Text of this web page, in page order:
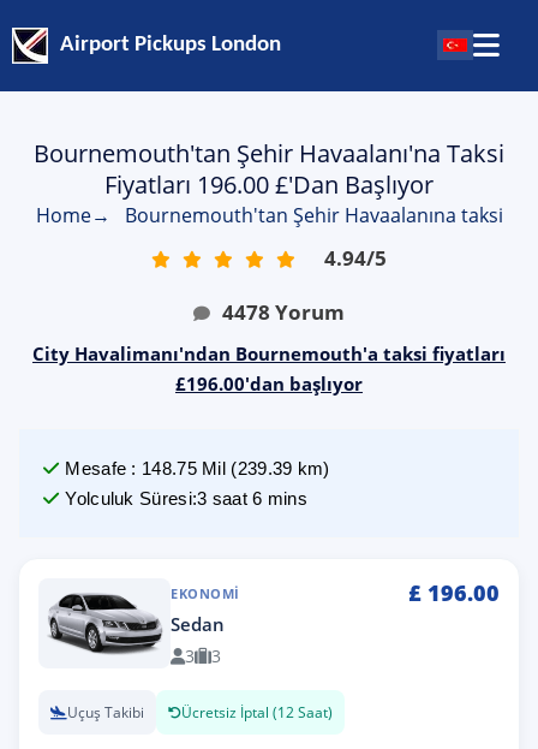
Airport Pickups London
Bournemouth'tan Şehir Havaalanı'na Taksi
Fiyatları 196.00 £'dan Başlıyor
Home→ Bournemouth'tan Şehir Havaalanına taksi
4.94/5
4478 Yorum
City Havalimanı'ndan Bournemouth'a taksi fiyatları
£196.00'dan başlıyor
Mesafe : 148.75 Mil (239.39 km)
Yolculuk Süresi:3 saat 6 mins
EKONOMI £ 196.00
Sedan
3 3
Uçuş Takibi Ücretsiz İptal (12 Saat)